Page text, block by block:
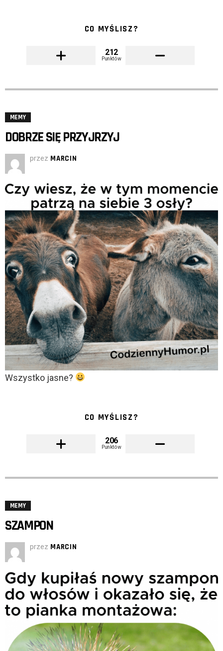
CO MYŚLISZ?
212
Punktów
MEMY
DOBRZE SIĘ PRZYJRZYJ
przez MARCIN
Wszystko jasne?
CO MYŚLISZ?
206
Punktów
MEMY
SZAMPON
przez MARCIN